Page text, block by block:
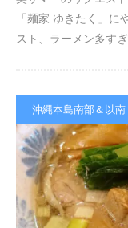
「麺家 ゆきたく」
スト、ラーメン多す
沖縄本島南部＆以南